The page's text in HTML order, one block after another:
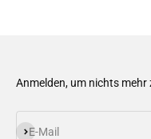
Anmelden, um nichts mehr
E-Mail
Abonnieren